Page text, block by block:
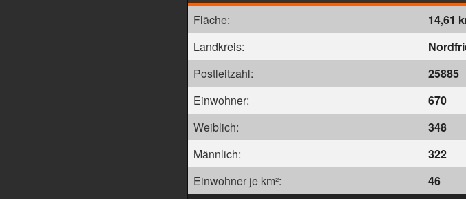
Fläche:
14,61
Landkreis:
Postleitzahl:
25885
Einwohner:
670
Weiblich:
348
Männlich:
322
Einwohner je km²:
46